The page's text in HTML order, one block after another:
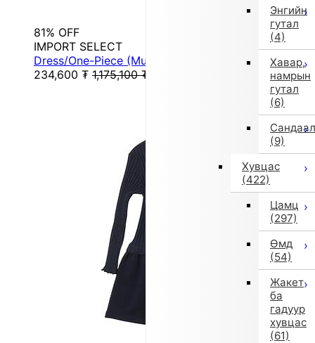
Энгийн
гутал
(4)
Хавар,
намрын
гутал
(6)
Сандаал
(9)
Хувцас
(422)
Цамц
(297)
Өмд
(54)
Жакет
ба
гадуур
хувцас
(61)
81% OFF
IMPORT SELECT
Dress/One-Piece (Multi-Color)
234,600 ₮ 1,175,100 ₮